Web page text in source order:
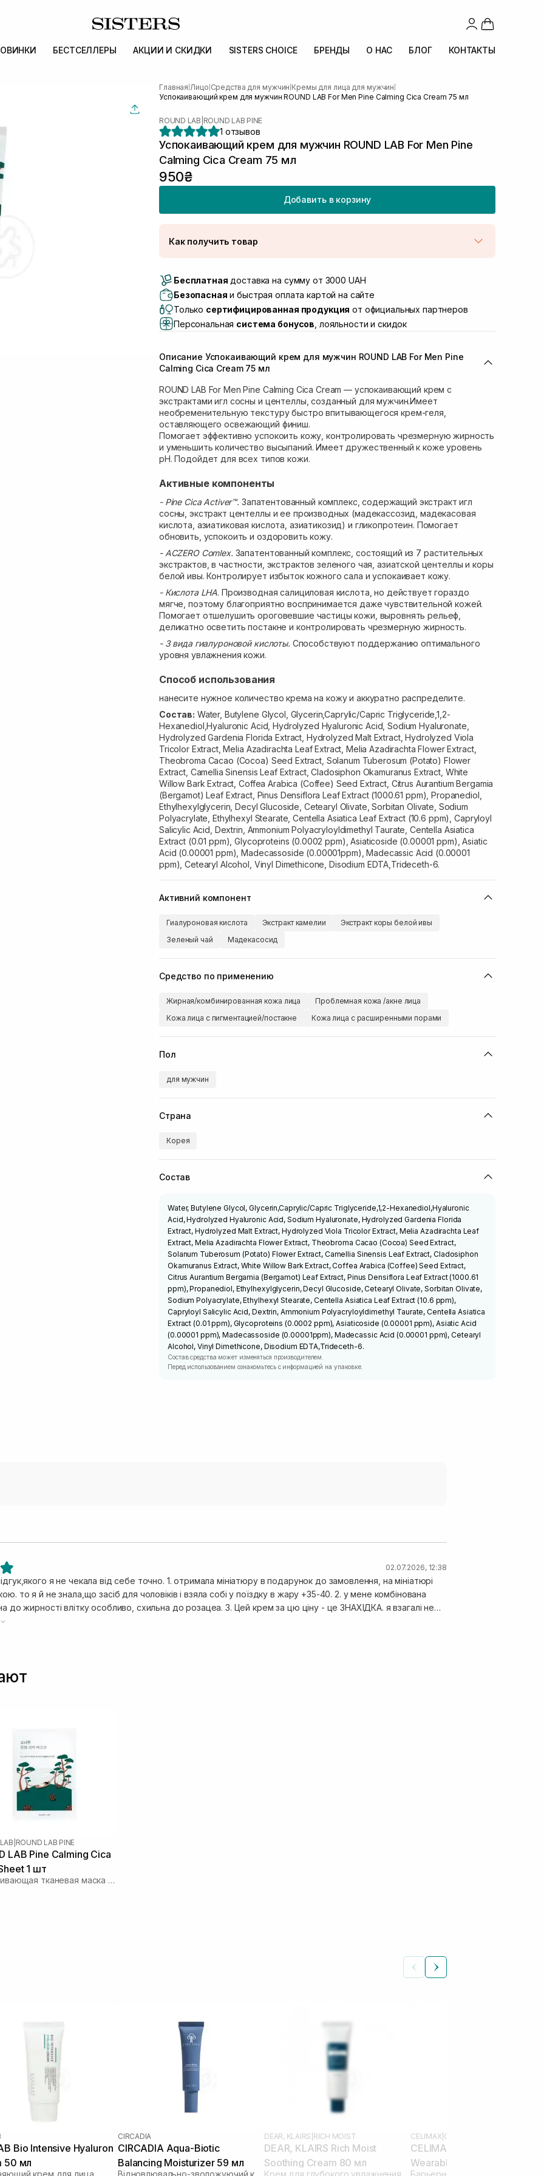
БЕСТСЕЛЛЕРЫ АКЦИИ И СКИДКИ SISTERS CHOICE БРЕНДЫ О НАС БЛОГ КОНТАКТЫ
Главная Лицо Средства для мужчин Кремы для лица для мужчин
Успокаивающий крем для мужчин ROUND LAB For Men Pine Calming Cica Cream 75 мл
ROUND LAB ROUND LAB PINE
1 отзывов
Успокаивающий крем для мужчин ROUND LAB For Men Pine
Calming Cica Cream 75 мл
950₴
Добавить в корзину
Как получить товар
Самовывоз г. Луцк, Винниченка 4
Самовывоз г. Львов, ул. Академика Подстригача, 1В (Duck's
Самовывоз Львов (Ивана Франко 36) Нет в наличии!
Самовывоз г. Львов ул. Степана Бандеры 43 В наличии
Самовывоз г. Ровно, ул. Кулика и Гудачека 23 (ТЦ Экватор) В наличии
Бесплатная доставка на сумму от 3000 UAH
Безопасная и быстрая оплата картой на сайте
Только сертифицированная продукция от официальных партнеров
Персональная система бонусов , лояльности и скидок
Описание Успокаивающий крем для мужчин ROUND LAB For Men Pine
Calming Cica Cream 75 мл
ROUND LAB For Men Pine Calming Cica Cream — успокаивающий крем с
экстрактами игл сосны и центеллы, созданный для мужчин.Имеет
необременительную текстуру быстро впитывающегося крем-геля,
оставляющего освежающий финиш.
Помогает эффективно успокоить кожу, контролировать чрезмерную жирность
и уменьшить количество высыпаний. Имеет дружественный к коже уровень
pH. Подойдет для всех типов кожи.
Активные компоненты
- Pine Cica Activer™. Запатентованный комплекс, содержащий экстракт игл
сосны, экстракт центеллы и ее производных (мадекассозид, мадекасовая
кислота, азиатиковая кислота, азиатикозид) и гликопротеин. Помогает
обновить, успокоить и оздоровить кожу.
- ACZERO Comlex. Запатентованный комплекс, состоящий из 7 растительных
экстрактов, в частности, экстрактов зеленого чая, азиатской центеллы и коры
белой ивы. Контролирует избыток кожного сала и успокаивает кожу.
- Кислота LHA. Производная салициловая кислота, но действует гораздо
мягче, поэтому благоприятно воспринимается даже чувствительной кожей.
Помогает отшелушить ороговевшие частицы кожи, выровнять рельеф,
деликатно осветить постакне и контролировать чрезмерную жирность.
- 3 вида гиалуроновой кислоты. Способствуют поддержанию оптимального
уровня увлажнения кожи.
Способ использования
нанесите нужное количество крема на кожу и аккуратно распределите.
Состав: Water, Butylene Glycol, Glycerin,Caprylic/Capric Triglyceride,1,2-
Hexanediol,Hyaluronic Acid, Hydrolyzed Hyaluronic Acid, Sodium Hyaluronate,
Hydrolyzed Gardenia Florida Extract, Hydrolyzed Malt Extract, Hydrolyzed Viola
Tricolor Extract, Melia Azadirachta Leaf Extract, Melia Azadirachta Flower Extract,
Theobroma Cacao (Cocoa) Seed Extract, Solanum Tuberosum (Potato) Flower
Extract, Camellia Sinensis Leaf Extract, Cladosiphon Okamuranus Extract, White
Willow Bark Extract, Coffea Arabica (Coffee) Seed Extract, Citrus Aurantium Bergamia
(Bergamot) Leaf Extract, Pinus Densiflora Leaf Extract (1000.61 ppm), Propanediol,
Ethylhexylglycerin, Decyl Glucoside, Cetearyl Olivate, Sorbitan Olivate, Sodium
Polyacrylate, Ethylhexyl Stearate, Centella Asiatica Leaf Extract (10.6 ppm), Capryloyl
Salicylic Acid, Dextrin, Ammonium Polyacryloyldimethyl Taurate, Centella Asiatica
Extract (0.01 ppm), Glycoproteins (0.0002 ppm), Asiaticoside (0.00001 ppm), Asiatic
Acid (0.00001 ppm), Madecassoside (0.00001ppm), Madecassic Acid (0.00001
ppm), Cetearyl Alcohol, Vinyl Dimethicone, Disodium EDTA,Trideceth-6.
Активний компонент
Гиалуроновая кислота Экстракт камелии
Экстракт коры белой ивы
Зеленый чай
Мадекасосид
Средство по применению
Жирная/комбинированная кожа лица
Проблемная кожа /акне лица
Кожа лица с пигментацией/постакне
Кожа лица с расширенными порами
Пол
для мужчин
Страна
Корея
Состав
Water, Butylene Glycol, Glycerin,Caprylic/Capric Triglyceride,1,2-Hexanediol,Hyaluronic
Acid, Hydrolyzed Hyaluronic Acid, Sodium Hyaluronate, Hydrolyzed Gardenia Florida
Extract, Hydrolyzed Malt Extract, Hydrolyzed Viola Tricolor Extract, Melia Azadirachta Leaf
Extract, Melia Azadirachta Flower Extract, Theobroma Cacao (Cocoa) Seed Extract,
Solanum Tuberosum (Potato) Flower Extract, Camellia Sinensis Leaf Extract, Cladosiphon
Okamuranus Extract, White Willow Bark Extract, Coffea Arabica (Coffee) Seed Extract,
Citrus Aurantium Bergamia (Bergamot) Leaf Extract, Pinus Densiflora Leaf Extract (1000.61
ppm), Propanediol, Ethylhexylglycerin, Decyl Glucoside, Cetearyl Olivate, Sorbitan Olivate,
Sodium Polyacrylate, Ethylhexyl Stearate, Centella Asiatica Leaf Extract (10.6 ppm),
Capryloyl Salicylic Acid, Dextrin, Ammonium Polyacryloyldimethyl Taurate, Centella Asiatica
Extract (0.01 ppm), Glycoproteins (0.0002 ppm), Asiaticoside (0.00001 ppm), Asiatic Acid
(0.00001 ppm), Madecassoside (0.00001ppm), Madecassic Acid (0.00001 ppm), Cetearyl
Alcohol, Vinyl Dimethicone, Disodium EDTA,Trideceth-6.
Состав средства может изменяться производителем.
Перед использованием ознакомьтесь с информацией на упаковке.
02.07.2026, 12:38
я не чекала від себе точно. 1. отримала мініатюру в подарунок до замовлення, на мініатюрі
й не знала,що засіб для чоловіків і взяла собі у поїздку в жару +35-40. 2. у мене комбінована
до жирності влітку особливо, схильна до розацеа. 3. Цей крем за цю ціну - це ЗНАХІДКА. я взагалі не
такі гроші, але цей просто ідеальний. текстура ніжна вода, дуже гарно зволожує, зовсім не жирнить і
найідеальніша за довгий час. Не знаю, що там для чоловіків, думаю більшості теж дуже
засіб, але для жінок з такою шкірою як у мене - ВИ ЗАКОХАЄТЕСЬ! Після цього крему, я
ROUND LAB PINE
LAB Pine Calming Cica
1 шт
Успокаивающая тканевая маска с экстрактом игл сосны
Bio Intensive Hyaluron
50 мл
крем для лица
CIRCADIA
CIRCADIA Aqua-Biotic
Balancing Moisturizer 59 мл
DEAR, KLAIRS RICH MOIST
DEAR, KLAIRS Rich Moist
Soothing Cream 80 мл
CELIMAX CELIMAX DUAL BARRIER
CELIMAX Dual Barrier Skin
Wearable Cream 50 мл
Барьерный крем для лица